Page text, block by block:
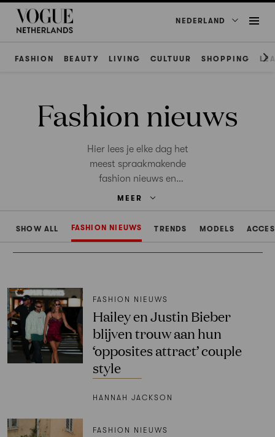
NEDERLAND
FASHION BEAUTY LIVING CULTUUR SHOPPING
Fashion nieuws
Hier lees je elke dag het
meest spraakmakende
fashion nieuws en
modeheadlines.
MEER
SHOW ALL FASHION NIEUWS TRENDS MODELS
FASHION NIEUWS
Hailey en Justin Bieber
blijven trouw aan hun
‘opposites attract’ couple
style
HANNAH JACKSON
FASHION NIEUWS